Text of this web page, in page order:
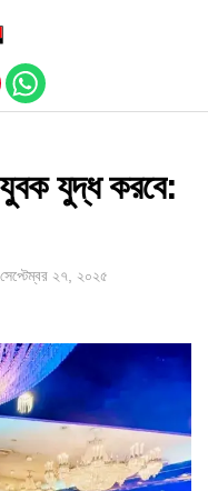
যুদ্ধ করবে:
সেপ্টেম্বর ২৭, ২০২৫